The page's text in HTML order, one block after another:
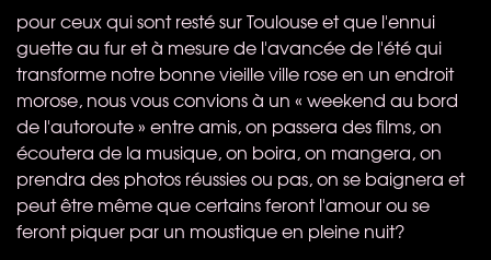
pour ceux qui sont resté sur Toulouse et que l'ennui
guette au fur et à mesure de l'avancée de l'été qui
transforme notre bonne vieille ville rose en un endroit
morose, nous vous convions à un « weekend au bord
de l'autoroute » entre amis, on passera des films, on
écoutera de la musique, on boira, on mangera, on
prendra des photos réussies ou pas, on se baignera et
peut être même que certains feront l'amour ou se
feront piquer par un moustique en pleine nuit?